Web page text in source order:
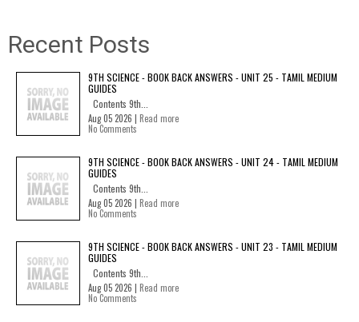
Recent Posts
9TH SCIENCE - BOOK BACK ANSWERS - UNIT 25 - TAMIL MEDIUM
GUIDES
Contents 9th...
Aug 05 2026 | Read more
No Comments
9TH SCIENCE - BOOK BACK ANSWERS - UNIT 24 - TAMIL MEDIUM
GUIDES
Contents 9th...
Aug 05 2026 | Read more
No Comments
9TH SCIENCE - BOOK BACK ANSWERS - UNIT 23 - TAMIL MEDIUM
GUIDES
Contents 9th...
Aug 05 2026 | Read more
No Comments